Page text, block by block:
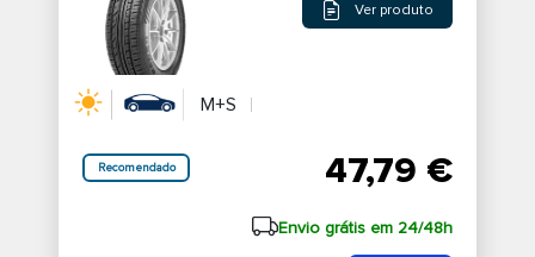
Ver produto
M+S
Recomendado 47,79 €
Envio grátis em 24/48h